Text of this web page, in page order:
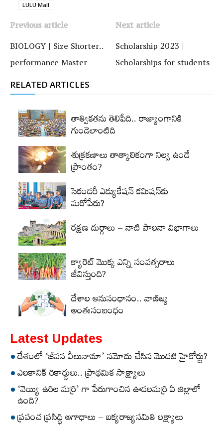
LULU Mall
Previous article
BIOLOGY | Size Shorter..
performance Master
Next article
Scholarship 2023 |
Scholarships for students
RELATED ARTICLES
తాత్వికతను తెలిపేది.. రాజ్యాంగానికి
గుండెలాంటిది
శుక్రకణాలు తాత్కాలికంగా నిల్వ ఉండే
ప్రాంతం?
సెకండరీ ఎడ్యుకేషన్‌ కమిషన్‌కు
మరోపేరు?
రక్షణ దుర్గాలు – నాటి పాలనా విభాగాలు
క్యారెట్‌ మొక్క ఎన్ని సంవత్సరాలు
జీవిస్తుంది?
దేశాల అనుసంధానం.. వాణిజ్య
అంతఃసంబంధం
Latest Updates
దేశంలో ‘జీవన వీలునామా’ నమోదు చేసిన మొదటి హైకోర్టు?
ఎలకానిక్‌ రికార్డులు.. ప్రాథమిక సాక్ష్యాలు
‘వెయ్యి ఉరిల మర్రి’ గా పేరుగాంచిన ఊడలమర్రి ఏ జిల్లాలో
ఉంది?
ప్రపంచ ప్రసిద్ధి అగాధాలు – ఐక్యరాజ్యసమితి లక్ష్యాలు